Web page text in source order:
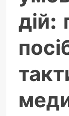
дій: